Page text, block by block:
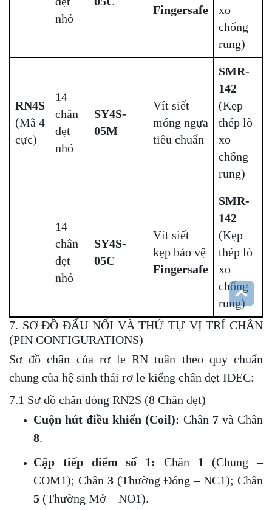
nhỏ
Fingersafe
xo
chống
rung)
RN4S
(Mã 4
cực)
14
chân
dẹt
nhỏ
SY4S-
05M
Vít siết
móng ngựa
tiêu chuẩn
SMR-
142
(Kẹp
thép lò
xo
chống
rung)
14
chân
dẹt
nhỏ
SY4S-
05C
Vít siết
kẹp bảo vệ
Fingersafe
SMR-
142
(Kẹp
thép lò
xo
chống
rung)
7. SƠ ĐỒ ĐẤU NỐI VÀ THỨ TỰ VỊ TRÍ CHÂN
(PIN CONFIGURATIONS)
Sơ đồ chân của rơ le RN tuân theo quy chuẩn
chung của hệ sinh thái rơ le kiếng chân dẹt IDEC:
7.1 Sơ đồ chân dòng RN2S (8 Chân dẹt)
Cuộn hút điều khiển (Coil): Chân 7 và Chân
8.
Cặp tiếp điểm số 1: Chân 1
(Chung –
COM1); Chân 3(Thường Đóng – NC1); Chân
5 (Thường Mở – NO1).